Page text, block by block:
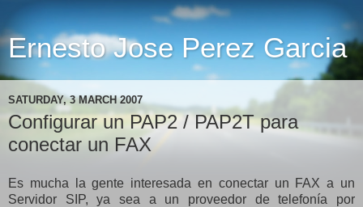
Ernesto Jose Perez Garcia
SATURDAY, 3 MARCH 2007
Configurar un PAP2 / PAP2T para
conectar un FAX
Es mucha la gente interesada en conectar un FAX a un
Servidor SIP, ya sea a un proveedor de telefonía por